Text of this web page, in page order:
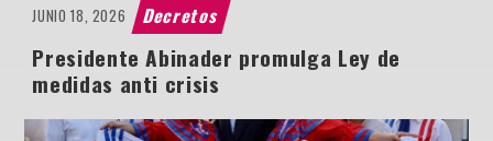
JUNIO 18, 2026 Decretos
Presidente Abinader promulga Ley de
medidas anti crisis